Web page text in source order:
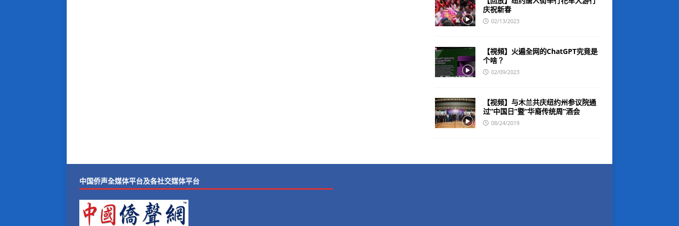
庆祝新春
02/13/2023
【視頻】火遍全网的ChatGPT究竟是
个啥？
02/09/2023
【视频】与木兰共庆纽约州参议院通
过“中国日”暨“华裔传统周”酒会
08/24/2019
中国侨声全媒体平台及各社交媒体平台